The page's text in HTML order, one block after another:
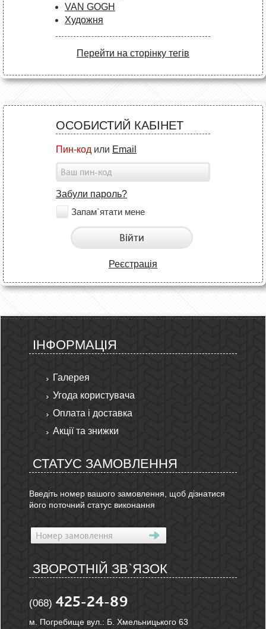
VAN GOGH
Художня
Перейти на сторінку тегів
ОСОБИСТИЙ КАБІНЕТ
Пин-код или Email
Забули пароль?
Запам`ятати мене
Війти
Реєстрація
ІНФОРМАЦІЯ
Галерея
Угода користувача
Оплата і доставка
Акції та знижки
СТАТУС ЗАМОВЛЕННЯ
Введіть номер вашого замовлення, щоб дізнатися
його поточний статус виконання
ЗВОРОТНІЙ ЗВ`ЯЗОК
(068) 425-24-89
м. Погребище вул.: Б. Хмельницького 63